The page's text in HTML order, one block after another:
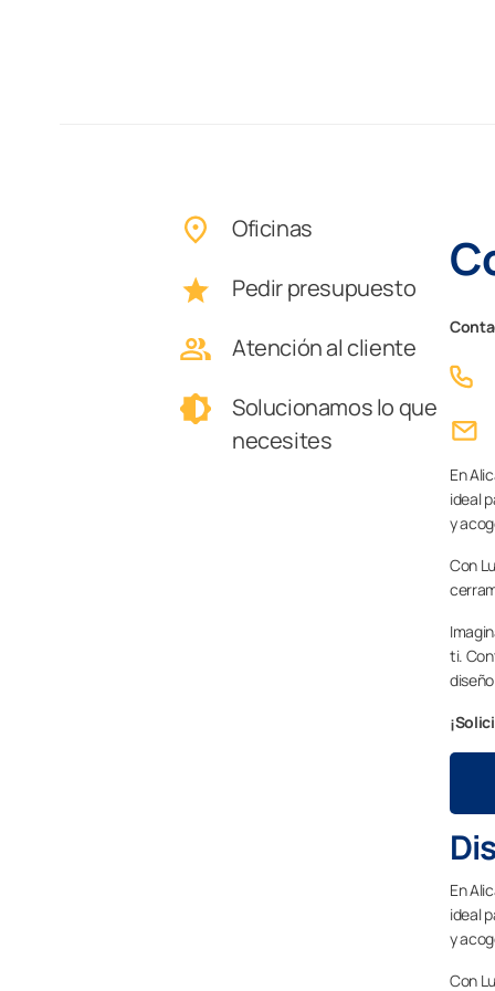
Oficinas
Pedir presupuesto
Atención al cliente
Solucionamos lo que
necesites
En
ideal
y
Con
ti.
En
ideal
y
Con